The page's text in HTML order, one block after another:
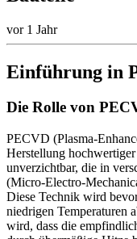
vor 1 Jahr
Einführung in
Die Rolle von
PECVD (Plasma-
Herstellung
unverzichtbar, die in
(Micro-Electro-
Diese Technik wird
niedrigen Temperaturen
wird, dass die